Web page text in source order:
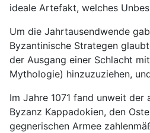
ideale Artefakt, welches
Um die Jahrtausendwende
Byzantinische Strategen
der Ausgang einer Schlacht
Mythologie) hinzuzuziehen,
Im Jahre 1071 fand unweit
Byzanz Kappadokien, den
gegnerischen Armee